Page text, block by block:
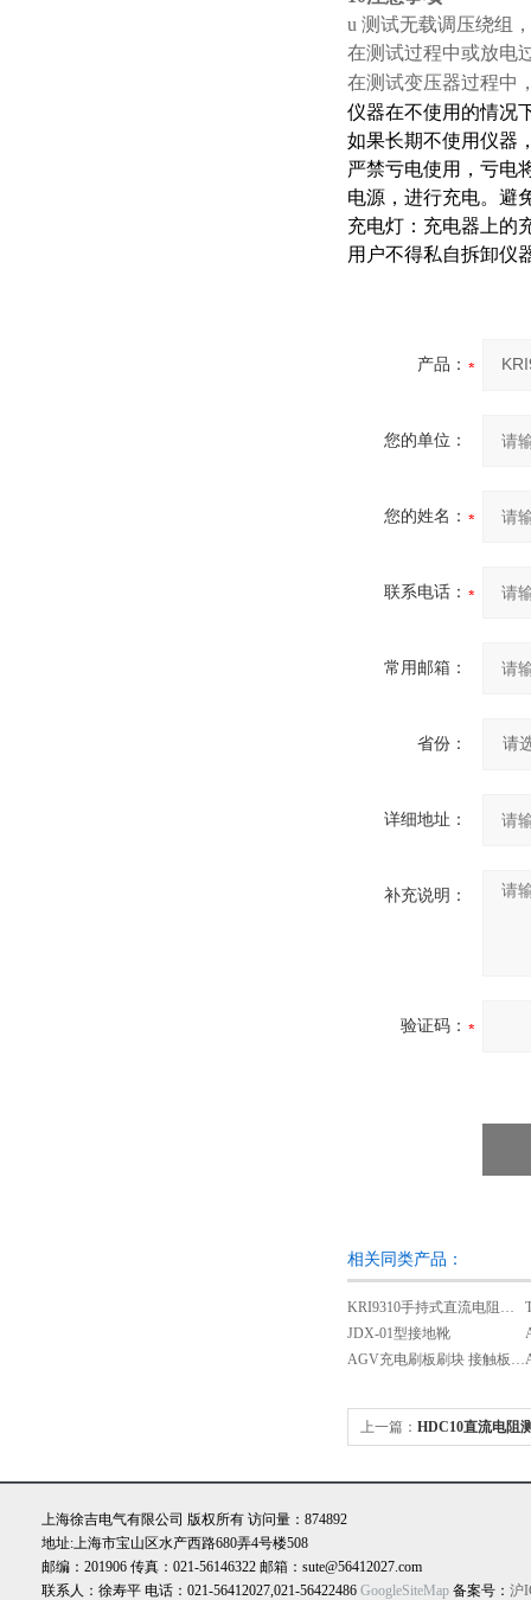
u 测试无载调压绕组
在测试过程中或放电
在测试变压器过程中
仪器在不使用的情况
如果长期不使用仪器
严禁亏电使用，亏电
电源，进行充电。避
充电灯：充电器上的
用户不得私自拆卸仪
产品：
您的单位：
您的姓名：
联系电话：
常用邮箱：
省份：
详细地址：
补充说明：
验证码：
相关同类产品：
KRI9310手持式直流电阻测试仪
JDX-01型接地靴
AGV充电刷板刷块 接触板 集电器 自动
上一篇： HDC10直流电阻
上海徐吉电气有限公司 版权所有 访问量：874892
地址:上海市宝山区水产西路680弄4号楼508
邮编：201906 传真：021-56146322 邮箱：sute@56412027.com
联系人：徐寿平 电话：021-56412027,021-56422486 GoogleSiteMap 备案号： 沪